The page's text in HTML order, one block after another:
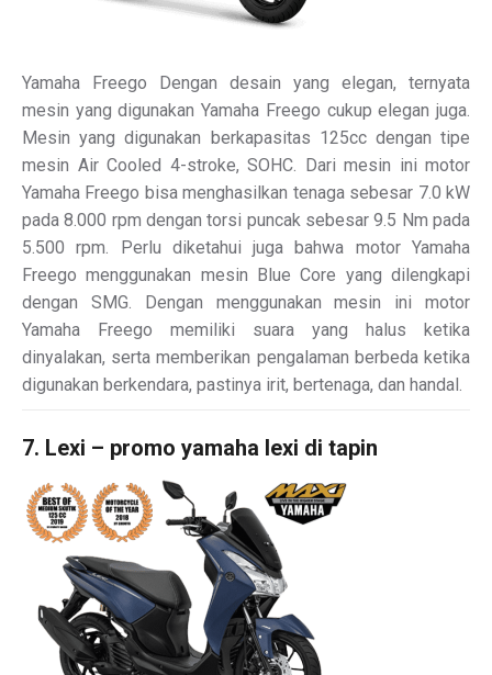
Yamaha Freego Dengan desain yang elegan, ternyata
mesin yang digunakan Yamaha Freego cukup elegan juga.
Mesin yang digunakan berkapasitas 125cc dengan tipe
mesin Air Cooled 4-stroke, SOHC. Dari mesin ini motor
Yamaha Freego bisa menghasilkan tenaga sebesar 7.0 kW
pada 8.000 rpm dengan torsi puncak sebesar 9.5 Nm pada
5.500 rpm. Perlu diketahui juga bahwa motor Yamaha
Freego menggunakan mesin Blue Core yang dilengkapi
dengan SMG. Dengan menggunakan mesin ini motor
Yamaha Freego memiliki suara yang halus ketika
dinyalakan, serta memberikan pengalaman berbeda ketika
digunakan berkendara, pastinya irit, bertenaga, dan handal.
7. Lexi – promo yamaha lexi di tapin